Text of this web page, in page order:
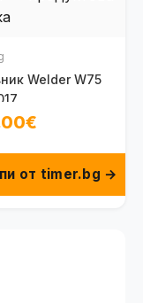
Welder W75
от timer.bg →